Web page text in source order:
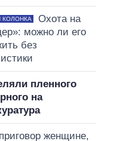
КОЛОНКА
Охота на
можно ли его
без
пленного
на
женщине,